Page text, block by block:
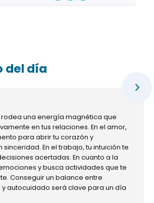
del día
rodea una energía magnética que
en tus relaciones. En el amor,
para abrir tu corazón y
En el trabajo, tu intuición te
acertadas. En cuanto a la
y busca actividades que te
Conseguir un balance entre
autocuidado será clave para un día